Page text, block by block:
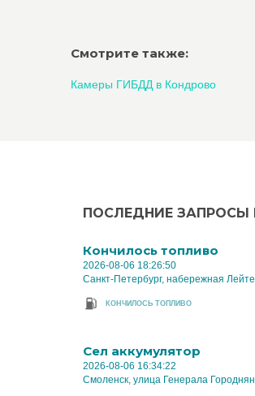
Смотрите также:
Камеры ГИБДД в Кондрово
ПОСЛЕДНИЕ
Кончилось топливо
2026-08-06 18:26:50
Санкт-Петербург, набережная
КОНЧИЛОСЬ ТОПЛИВО
Cел аккумулятор
2026-08-06 16:34:22
Смоленск, улица Генерала